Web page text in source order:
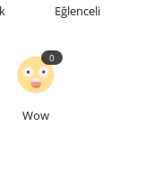
Eğlenceli
Wow
0